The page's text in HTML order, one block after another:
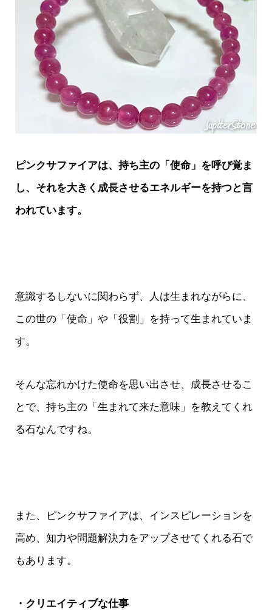
ピンクサファイアは、持ち主の「使命」を呼び覚ま
し、それを大きく成長させるエネルギーを持つと言
われています。
意識するしないに関わらず、人は生まれながらに、
この世の「使命」や「役割」を持って生まれていま
す。
そんな忘れかけた使命を思い出させ、成長させるこ
とで、持ち主の「生まれて来た意味」を教えてくれ
る石なんですね。
また、ピンクサファイアは、インスピレーションを
高め、知力や問題解決力をアップさせてくれる石で
もあります。
・クリエイティブな仕事